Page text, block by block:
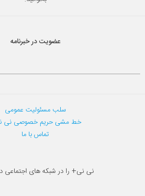
عضویت در خبرنامه
سلب مسئولیت عمومی
خط مشی حریم خصوصی نی
تماس با ما
نی نی+ را در شبکه های اجتماعی